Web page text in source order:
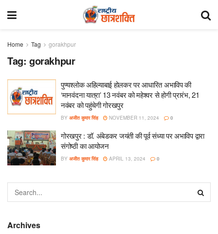
Home Tag gorakhpur
Tag: gorakhpur
पुण्यश्लोक अहिल्याबाई होलकर पर आधारित अभाविप की
‘मानवंदना यात्रा’ 13 नवंबर को महेश्वर से होगी प्रारंभ, 21
नवंबर को पहुंचेगी गोरखपुर
BY अजीत कुमार सिंह NOVEMBER 11, 2024 0
गोरखपुर : डॉ. अंबेडकर जयंती की पूर्व संध्या पर अभाविप द्वारा
संगोष्ठी का आयोजन
BY अजीत कुमार सिंह APRIL 13, 2024 0
Archives